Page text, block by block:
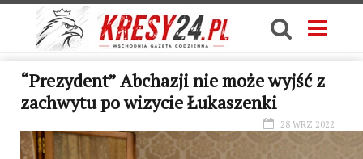
“Prezydent” Abchazji nie może wyjść z
zachwytu po wizycie Łukaszenki
28 WRZ 2022